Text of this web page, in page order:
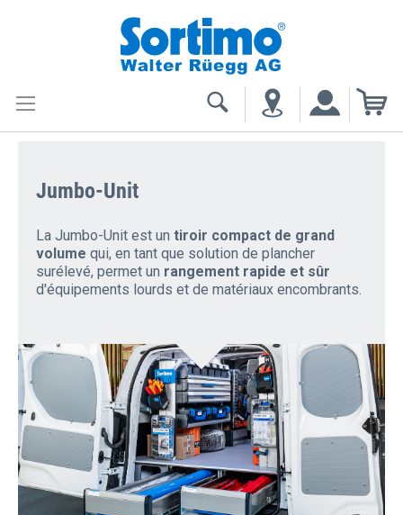
Jumbo-Unit
La Jumbo-Unit est un tiroir compact de grand
volume qui, en tant que solution de plancher
surélevé, permet un rangement rapide et sûr
d'équipements lourds et de matériaux encombrants.